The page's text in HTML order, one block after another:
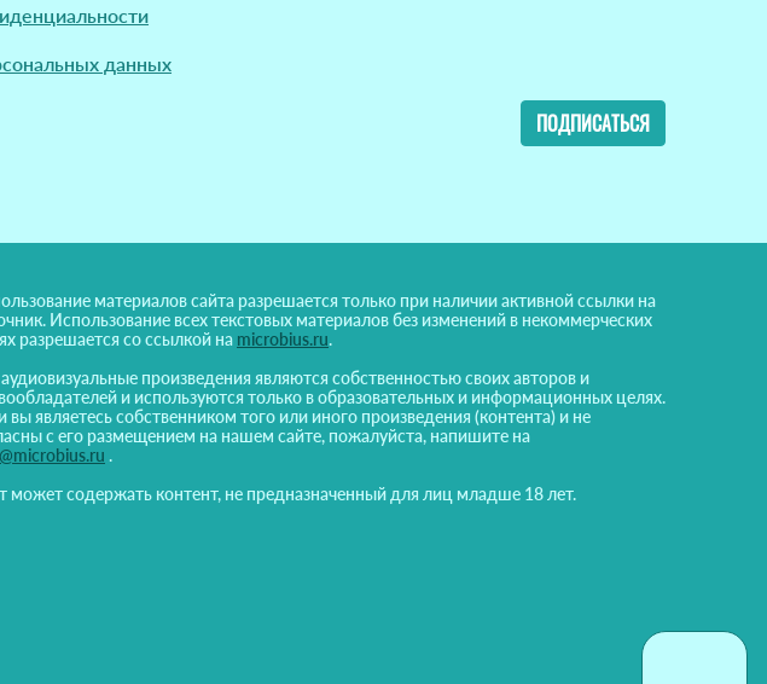
данных
ПОДПИСАТЬСЯ
материалов сайта разрешается только при наличии активной ссылки на
Использование всех текстовых материалов без изменений в некоммерческих
разрешается со ссылкой на microbius.ru.
произведения являются собственностью своих авторов и
и используются только в образовательных и информационных целях.
вы являетесь собственником того или иного произведения (контента) и не
с его размещением на нашем сайте, пожалуйста, напишите на
.
может содержать контент, не предназначенный для лиц младше 18 лет.